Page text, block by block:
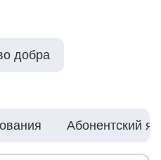
добра
Абонентский